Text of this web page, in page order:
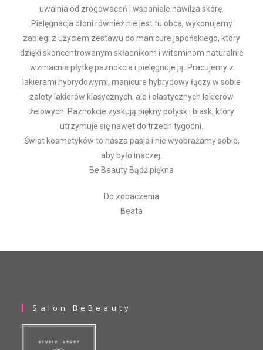
uwalnia od zrogowaceń i wspaniale nawilża skórę.
Pielęgnacja dłoni również nie jest tu obca, wykonujemy
zabiegi z użyciem zestawu do manicure japońskiego, który
dzięki skoncentrowanym składnikom i witaminom naturalnie
wzmacnia płytkę paznokcia i pielęgnuje ją. Pracujemy z
lakierami hybrydowymi, manicure hybrydowy łączy w sobie
zalety lakierów klasycznych, ale i elastycznych lakierów
żelowych. Paznokcie zyskują piękny połysk i blask, który
utrzymuje się nawet do trzech tygodni.
Świat kosmetyków to nasza pasja i nie wyobrażamy sobie,
aby było inaczej.
Be Beauty Bądź piękna
Do zobaczenia
Beata
Salon BeBeauty